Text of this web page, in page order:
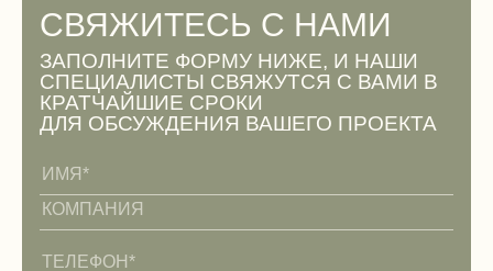
СВЯЖИТЕСЬ С НАМИ
ЗАПОЛНИТЕ ФОРМУ НИЖЕ, И НАШИ
СПЕЦИАЛИСТЫ СВЯЖУТСЯ С ВАМИ В
КРАТЧАЙШИЕ СРОКИ
ДЛЯ ОБСУЖДЕНИЯ ВАШЕГО ПРОЕКТА